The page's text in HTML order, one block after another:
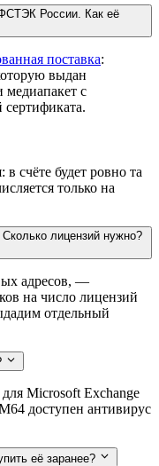
России. Как её
поставка:
выдан
с
счёте будет ровно та
только на
лицензий нужно?
адресов, —
на число лицензий
отдельный
Microsoft Exchange
доступен антивирус
её заранее?